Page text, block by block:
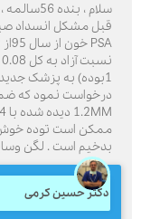
سلام ، بنده
مشکل انسداد صبگاهی
نسبت
1بوده) به پزشک جدیدی
نمود که ضمیمه
است توده خوش خیم
است . لگن وسایر
دکتر حسین کرمی